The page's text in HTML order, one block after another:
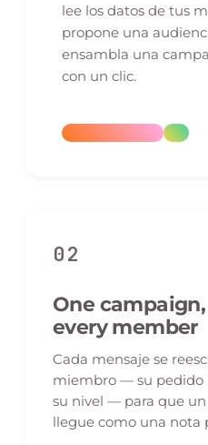
lee los datos de tus
propone una
ensambla una
con un clic.
02
One
every member
Cada mensaje se
miembro — su pedido
su nivel — para que
llegue como una nota